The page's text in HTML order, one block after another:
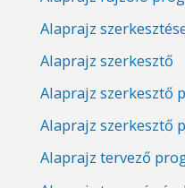
Alaprajz
Alaprajz szerkesztő
Alaprajz szerkesztő
Alaprajz szerkesztő
Alaprajz tervező